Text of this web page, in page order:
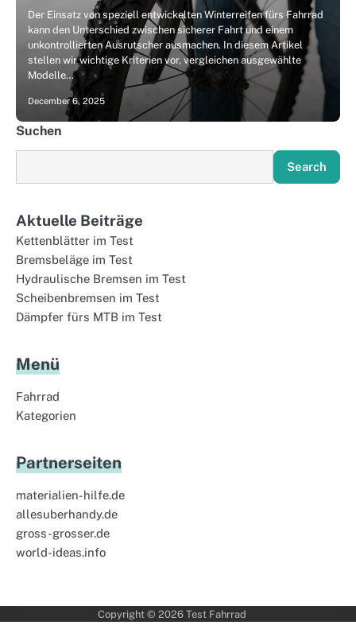
Der Einsatz von speziell entwickelten Winterreifen fürs Fahrrad
kann den Unterschied zwischen sicherer Fahrt und einem
unkontrollierten Ausrutscher ausmachen. In diesem Artikel
stellen wir wichtige Kriterien vor, vergleichen ausgewählte
Modelle…
December 6, 2025
Suchen
Search
Aktuelle Beiträge
Kettenblätter im Test
Bremsbeläge im Test
Hydraulische Bremsen im Test
Scheibenbremsen im Test
Dämpfer fürs MTB im Test
Menü
Fahrrad
Kategorien
Partnerseiten
materialien-hilfe.de
allesuberhandy.de
gross-grosser.de
world-ideas.info
Copyright © 2026 Test Fahrrad